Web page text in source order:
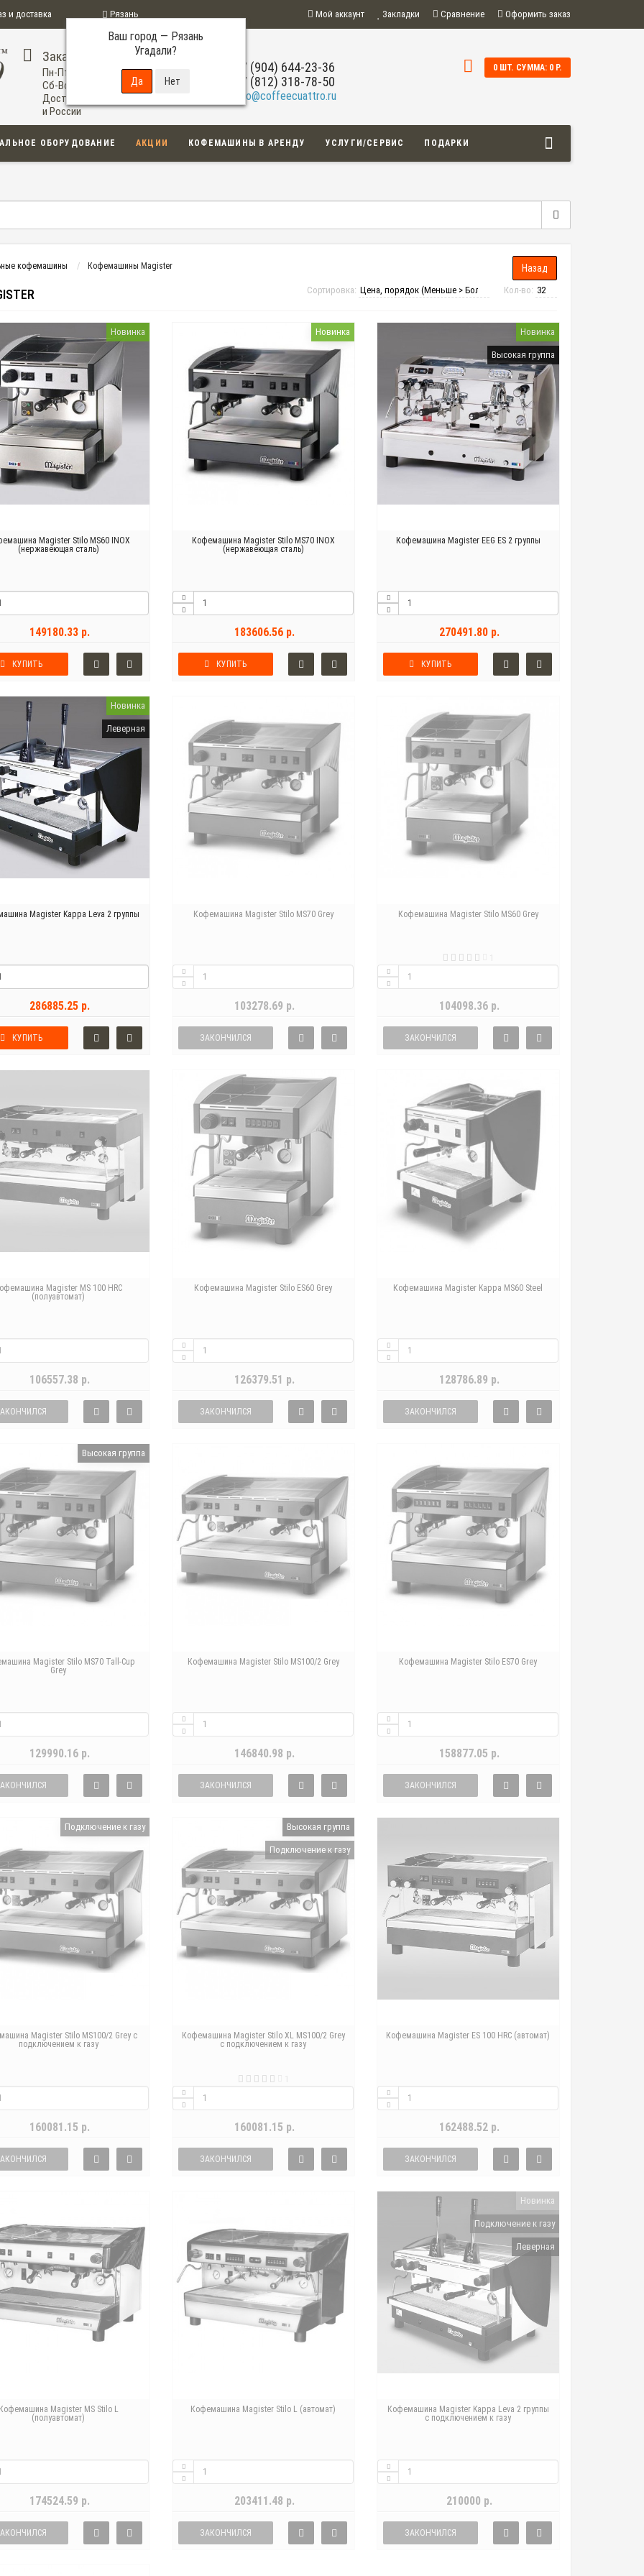
и доставка Рязань
Ваш город — Рязань
Угадали?
Мой аккаунт Закладки Сравнение Оформить заказ
Заказ по телефону
Пн-Пт: 09:00-20:00
Сб-Вс: 11:00-18:00
Доставка по Рязани
и России
+7 (904) 644-23-36
+7 (812) 318-78-50
info@coffeecuattro.ru
0 ШТ. СУММА: 0 Р.
ОБОРУДОВАНИЕ АКЦИИ КОФЕМАШИНЫ В АРЕНДУ УСЛУГИ/СЕРВИС ПОДАРКИ
кофемашины Кофемашины Magister
Кол-во:
Сортировка:
Новинка
Magister Stilo MS60 INOX
(нержавеющая сталь)
149180.33 р.
КУПИТЬ
Новинка
Кофемашина Magister Stilo MS70 INOX
(нержавеющая сталь)
183606.56 р.
КУПИТЬ
Новинка
Высокая группа
Кофемашина Magister EEG ES 2 группы
270491.80 р.
КУПИТЬ
Новинка
Леверная
Magister Kappa Leva 2 группы
286885.25 р.
КУПИТЬ
Кофемашина Magister Stilo MS70 Grey
103278.69 р.
ЗАКОНЧИЛСЯ
Кофемашина Magister Stilo MS60 Grey
104098.36 р.
ЗАКОНЧИЛСЯ
Magister MS 100 HRC
(полуавтомат)
106557.38 р.
Кофемашина Magister Stilo ES60 Grey
126379.51 р.
ЗАКОНЧИЛСЯ
Кофемашина Magister Kappa MS60 Steel
128786.89 р.
ЗАКОНЧИЛСЯ
Высокая группа
Magister Stilo MS70 Tall-Cup
Grey
129990.16 р.
Кофемашина Magister Stilo MS100/2 Grey
146840.98 р.
ЗАКОНЧИЛСЯ
Кофемашина Magister Stilo ES70 Grey
158877.05 р.
ЗАКОНЧИЛСЯ
Подключение к газу
Magister Stilo MS100/2 Grey с
подключением к газу
160081.15 р.
Высокая группа
Подключение к газу
Кофемашина Magister Stilo XL MS100/2 Grey
с подключением к газу
160081.15 р.
ЗАКОНЧИЛСЯ
Кофемашина Magister ES 100 HRC (автомат)
162488.52 р.
ЗАКОНЧИЛСЯ
Magister MS Stilo L
(полуавтомат)
174524.59 р.
Кофемашина Magister Stilo L (автомат)
203411.48 р.
ЗАКОНЧИЛСЯ
Новинка
Подключение к газу
Леверная
Кофемашина Magister Kappa Leva 2 группы
с подключением к газу
210000 р.
ЗАКОНЧИЛСЯ